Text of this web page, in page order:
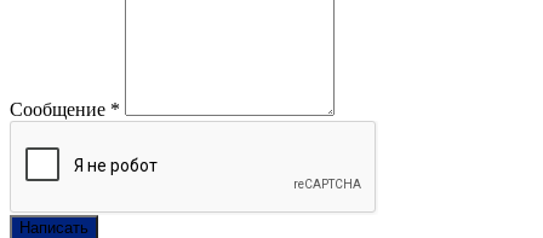
Сообщение *
Написать